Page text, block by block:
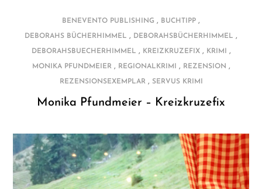
BENEVENTO PUBLISHING , BUCHTIPP ,
DEBORAHS BÜCHERHIMMEL , DEBORAHSBÜCHERHIMMEL ,
DEBORAHSBUECHERHIMMEL , KREIZKRUZEFIX, KRIMI ,
MONIKA PFUNDMEIER, REGIONALKRIMI , REZENSION ,
REZENSIONSEXEMPLAR, SERVUS KRIMI
Monika Pfundmeier – Kreizkruzefix